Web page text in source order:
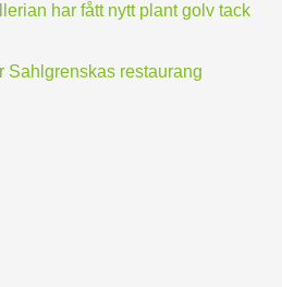
har fått nytt plant golv tack
Sahlgrenskas restaurang